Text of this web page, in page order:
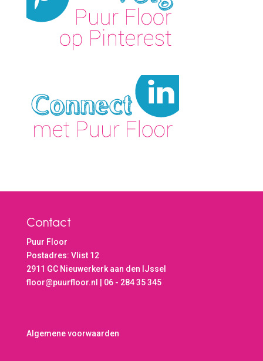
Contact
Puur Floor
Postadres: Vlist 12
2911 GC Nieuwerkerk aan den IJssel
floor@puurfloor.nl | 06 - 284 35 345
Algemene voorwaarden